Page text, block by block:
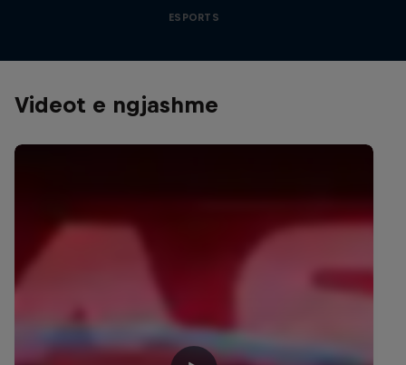
ESPORTS
Videot e ngjashme